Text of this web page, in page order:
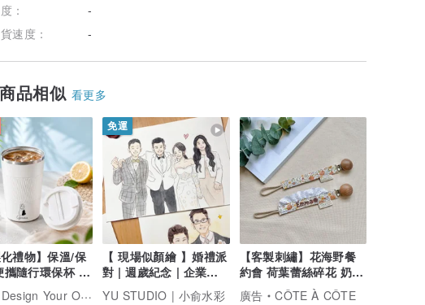
：
-
速度：
-
品相似 看更多
化禮物】保溫/保
攜隨行環保杯 似
訂製
Design Your Own Wine 香港酒瓶雕刻禮品專門店
免運
【 現場似顏繪 】婚禮派
對 | 週歲紀念 | 企業活
動 | 人像速寫
YU STUDIO | 小俞水彩
【客製刺繡】花海野餐
約會 荷葉蕾絲碎花 奶嘴
夾 奶嘴鏈
廣告
CÔTE À CÔTE